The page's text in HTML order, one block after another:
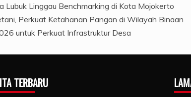
Lubuk Linggau Benchmarking di Kota Mojokerto
Perkuat Ketahanan Pangan di Wilayah Binaan
untuk Perkuat Infrastruktur Desa
TERBARU